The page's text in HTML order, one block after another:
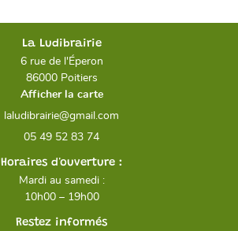
La Ludibrairie
6 rue de l'Éperon
86000 Poitiers
Afficher la carte
05 49 52 83 74
Horaires d'ouverture :
Mardi au samedi :
10h00 – 19h00
Restez informés